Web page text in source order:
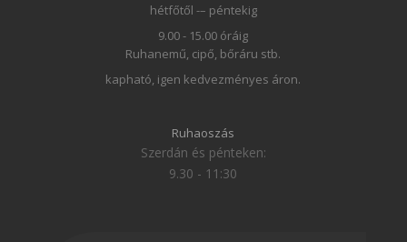
hétfőtől -– péntekig
9.00 - 15.00 óráig
Ruhanemű, cipő, bőráru stb.
kapható, igen kedvezményes áron.
Ruhaoszás
Szerdán és pénteken:
9.30 - 11:30